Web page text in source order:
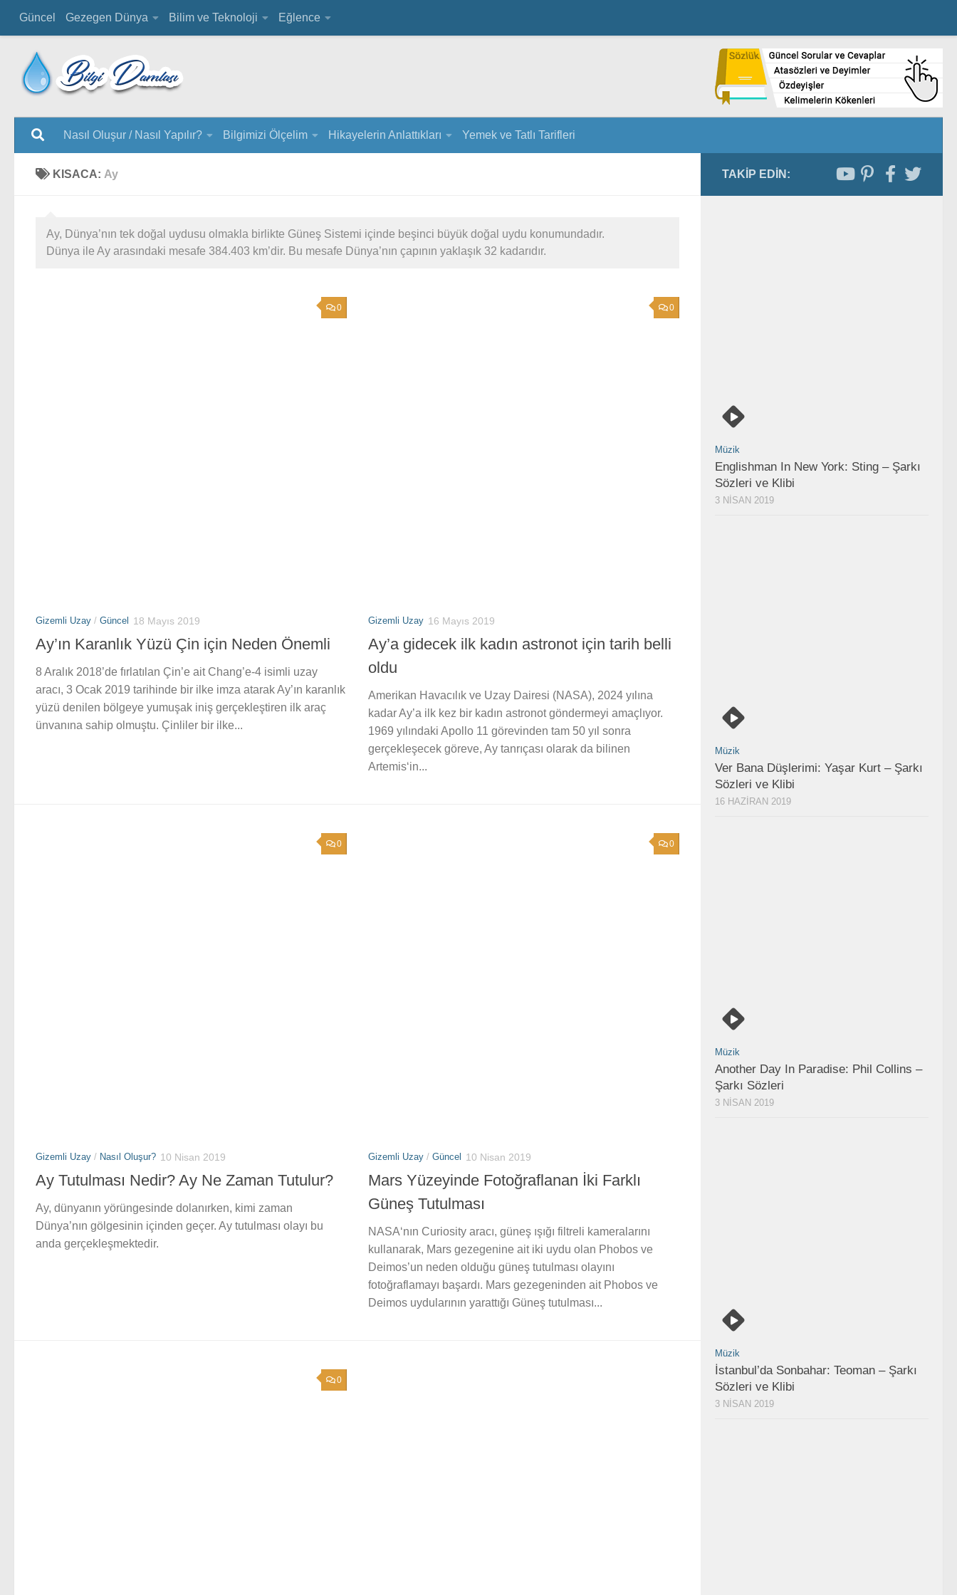
Güncel Gezegen Dünya Bilim ve Teknoloji Eğlence
Nasıl Oluşur / Nasıl Yapılır? Bilgimizi Ölçelim Hikayelerin Anlattıkları Yemek ve Tatlı Tarifleri
KISACA: Ay
Ay, Dünya’nın tek doğal uydusu olmakla birlikte Güneş Sistemi içinde beşinci büyük doğal uydu konumundadır.
Dünya ile Ay arasındaki mesafe 384.403 km’dir. Bu mesafe Dünya’nın çapının yaklaşık 32 kadarıdır.
0
Gizemli Uzay / Güncel 18 Mayıs 2019
Ay’ın Karanlık Yüzü Çin için Neden Önemli
8 Aralık 2018’de fırlatılan Çin’e ait Chang’e-4 isimli uzay
aracı, 3 Ocak 2019 tarihinde bir ilke imza atarak Ay’ın karanlık
yüzü denilen bölgeye yumuşak iniş gerçekleştiren ilk araç
ünvanına sahip olmuştu. Çinliler bir ilke...
0
Gizemli Uzay 16 Mayıs 2019
Ay’a gidecek ilk kadın astronot için tarih belli
oldu
Amerikan Havacılık ve Uzay Dairesi (NASA), 2024 yılına
kadar Ay’a ilk kez bir kadın astronot göndermeyi amaçlıyor.
1969 yılındaki Apollo 11 görevinden tam 50 yıl sonra
gerçekleşecek göreve, Ay tanrıçası olarak da bilinen
Artemis‘in...
0
Gizemli Uzay / Nasıl Oluşur? 10 Nisan 2019
Ay Tutulması Nedir? Ay Ne Zaman Tutulur?
Ay, dünyanın yörüngesinde dolanırken, kimi zaman
Dünya’nın gölgesinin içinden geçer. Ay tutulması olayı bu
anda gerçekleşmektedir.
0
Gizemli Uzay / Güncel 10 Nisan 2019
Mars Yüzeyinde Fotoğraflanan İki Farklı
Güneş Tutulması
NASA‘nın Curiosity aracı, güneş ışığı filtreli kameralarını
kullanarak, Mars gezegenine ait iki uydu olan Phobos ve
Deimos’un neden olduğu güneş tutulması olayını
fotoğraflamayı başardı. Mars gezegeninden ait Phobos ve
Deimos uydularının yarattığı Güneş tutulması...
0
TAKIP EDIN:
Müzik
Englishman In New York: Sting – Şarkı
Sözleri ve Klibi
3 NISAN 2019
Müzik
Ver Bana Düşlerimi: Yaşar Kurt – Şarkı
Sözleri ve Klibi
16 HAZIRAN 2019
Müzik
Another Day In Paradise: Phil Collins –
Şarkı Sözleri
3 NISAN 2019
Müzik
İstanbul’da Sonbahar: Teoman – Şarkı
Sözleri ve Klibi
3 NISAN 2019